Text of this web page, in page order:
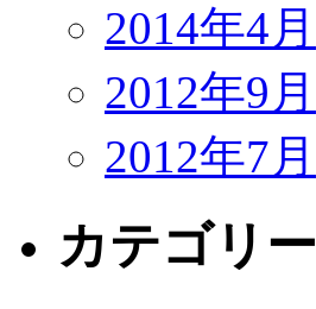
2014年4月
2012年9月
2012年7月
カテゴリー